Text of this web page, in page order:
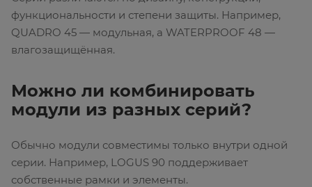
функциональности и степени защиты. Например,
QUADRO 45 — модульная, а WATERPROOF 48 —
влагозащищённая.
Можно ли комбинировать
модули из разных серий?
Обычно модули совместимы только внутри одной
серии. Например, LOGUS 90 поддерживает
собственные рамки и элементы.